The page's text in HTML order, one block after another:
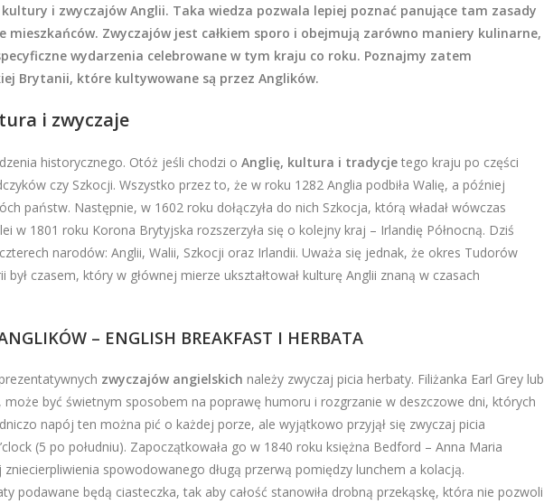
i zwyczajów Anglii. Taka wiedza pozwala lepiej poznać panujące tam zasady
mieszkańców. Zwyczajów jest całkiem sporo i obejmują zarówno maniery kulinarne,
wydarzenia celebrowane w tym kraju co roku. Poznajmy zatem
Brytanii, które kultywowane są przez Anglików.
i zwyczaje
historycznego. Otóż jeśli chodzi o Anglię, kultura i tradycje tego kraju po części
czy Szkocji. Wszystko przez to, że w roku 1282 Anglia podbiła Walię, a później
państw. Następnie, w 1602 roku dołączyła do nich Szkocja, którą władał wówczas
w 1801 roku Korona Brytyjska rozszerzyła się o kolejny kraj – Irlandię Północną. Dziś
narodów: Anglii, Walii, Szkocji oraz Irlandii. Uważa się jednak, że okres Tudorów
czasem, który w głównej mierze ukształtował kulturę Anglii znaną w czasach
– ENGLISH BREAKFAST I HERBATA
zwyczajów angielskich należy zwyczaj picia herbaty. Filiżanka Earl Grey lub
być świetnym sposobem na poprawę humoru i rozgrzanie w deszczowe dni, których
napój ten można pić o każdej porze, ale wyjątkowo przyjął się zwyczaj picia
(5 po południu). Zapoczątkowała go w 1840 roku księżna Bedford – Anna Maria
zniecierpliwienia spowodowanego długą przerwą pomiędzy lunchem a kolacją.
podawane będą ciasteczka, tak aby całość stanowiła drobną przekąskę, która nie pozwoli